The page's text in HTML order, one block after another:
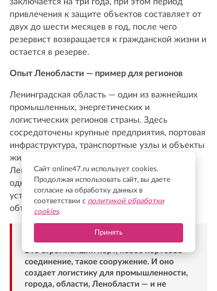
заключается на три года, при этом период
привлечения к защите объектов составляет от
двух до шести месяцев в год, после чего
резервист возвращается к гражданской жизни и
остается в резерве.
Опыт Ленобласти — пример для регионов
Ленинградская область — один из важнейших
промышленных, энергетических и
логистических регионов страны. Здесь
сосредоточены крупные предприятия, портовая
инфраструктура, транспортные узлы и объекты
жизнеобеспечения, поэтому защита
Ленинградского неба направлена
одновременно на безопасность жителей и
устойчивую работу критически важных
объектов.
«Нападения осуществляют на Усть-Лугу.
Это огромнейший порт, новое портовое
соединение, такое сооружение. И оно
создает логистику для промышленности,
города, области, Ленобласти — и не
Сайт online47.ru использует cookies.
Продолжая использовать сайт, вы даете
согласие на обработку данных в
соответствии с политикой обработки
cookies.
Принять